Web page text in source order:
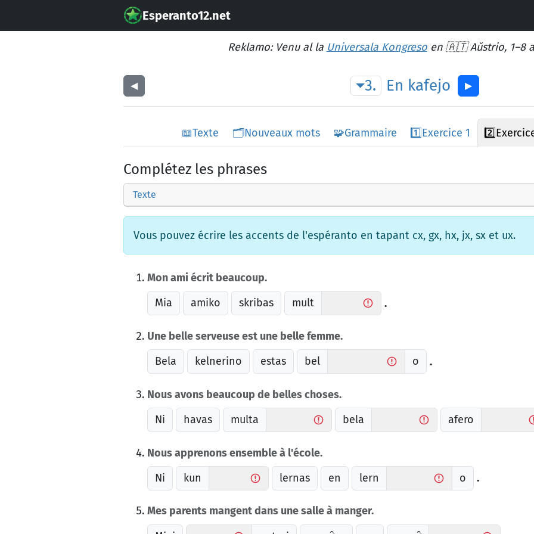
Esperanto12.net
Reklamo: Venu al la Universala Kongresoen 🇦🇹 Aŭstrio, 1–8
◀︎ 3. En kafejo ▶︎
📖Texte 🗂️Nouveaux mots 🧩Grammaire 1️⃣Exercice 1 2️⃣
Complétez les phrases
Texte
Vous pouvez écrire les accents de l'espéranto en tapant cx, gx, hx, jx, sx et ux.
Mon ami écrit beaucoup.
Mia
amiko skribas mult .
Une belle serveuse est une belle femme.
Bela
kelnerino estas bel o .
Nous avons beaucoup de belles choses.
Ni
havas multa bela afero
Nous apprenons ensemble à l'école.
Ni
kun lernas en lern o .
Mes parents mangent dans une salle à manger.